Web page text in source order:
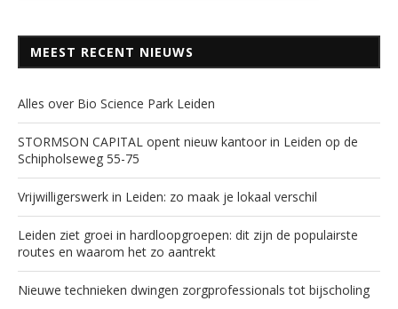
MEEST RECENT NIEUWS
Alles over Bio Science Park Leiden
STORMSON CAPITAL opent nieuw kantoor in Leiden op de
Schipholseweg 55-75
Vrijwilligerswerk in Leiden: zo maak je lokaal verschil
Leiden ziet groei in hardloopgroepen: dit zijn de populairste
routes en waarom het zo aantrekt
Nieuwe technieken dwingen zorgprofessionals tot bijscholing